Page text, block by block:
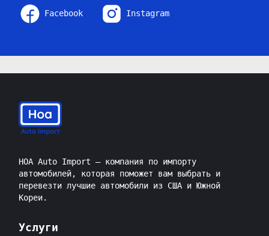
Facebook Instagram
HOA Auto Import — компания по импорту
автомобилей, которая поможет вам выбрать и
перевезти лучшие автомобили из США и Южной
Кореи.
Услуги